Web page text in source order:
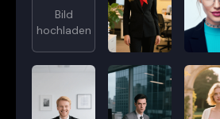
Bild
hochladen